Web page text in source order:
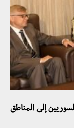
إلى المناطق